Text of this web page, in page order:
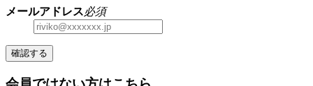
メールアドレス必須
確認する